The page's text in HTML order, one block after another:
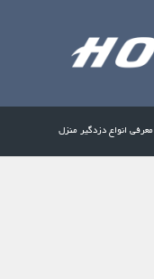
معرفی انواع دزدگیر منزل